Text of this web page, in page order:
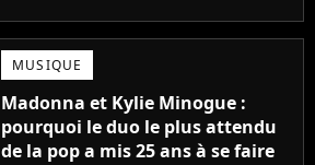
MUSIQUE
Madonna et Kylie Minogue :
pourquoi le duo le plus attendu
de la pop a mis 25 ans à se faire